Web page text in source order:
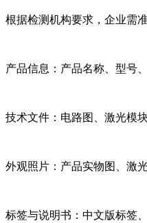
根据检测机构要求，企业需
产品信息：产品名称、型号
技术文件：电路图、激光模
外观照片：产品实物图、激
标签与说明书：中文版标签